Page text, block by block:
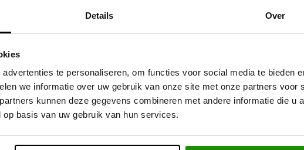
Details Over
te personaliseren, om functies voor social media te bieden
we informatie over uw gebruik van onze site met onze partners voor
kunnen deze gegevens combineren met andere informatie die u
basis van uw gebruik van hun services.
btw
5x120
€139,67 Excl. btw
€169,00 Incl. btw